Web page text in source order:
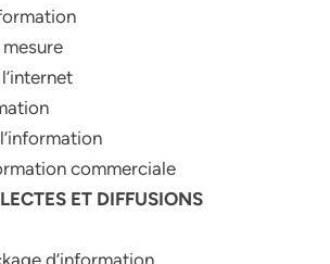
commerciale
ET DIFFUSIONS
d’information